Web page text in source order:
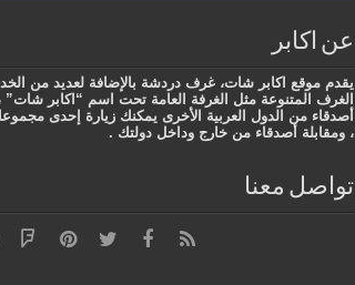
عن اكابر
يقدم موقع اكابر شات، غرف دردشة بالإضافة لعديد من
الغرف المتنوعة مثل الغرفة العامة تحت اسم “اكابر شات”
أصدقاء من الدول العربية الأخرى يمكنك زيارة إحدى
، ومقابلة أصدقاء من خارج وداخل دولتك .
تواصل معنا